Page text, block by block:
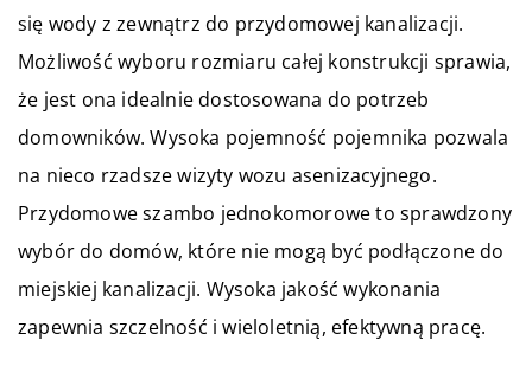
się wody z zewnątrz do przydomowej kanalizacji.
Możliwość wyboru rozmiaru całej konstrukcji sprawia,
że jest ona idealnie dostosowana do potrzeb
domowników. Wysoka pojemność pojemnika pozwala
na nieco rzadsze wizyty wozu asenizacyjnego.
Przydomowe szambo jednokomorowe to sprawdzony
wybór do domów, które nie mogą być podłączone do
miejskiej kanalizacji. Wysoka jakość wykonania
zapewnia szczelność i wieloletnią, efektywną pracę.